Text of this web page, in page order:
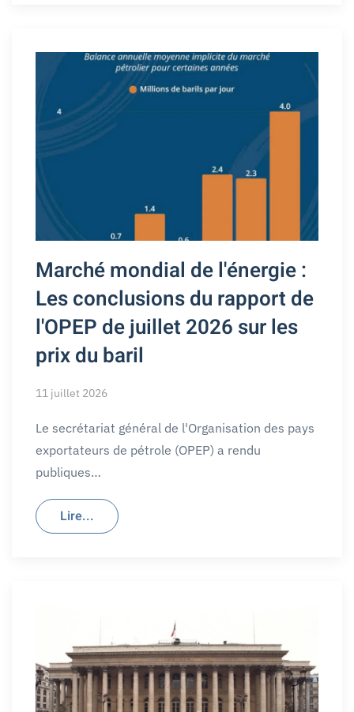
Marché mondial de l'énergie :
Les conclusions du rapport de
l'OPEP de juillet 2026 sur les
prix du baril
11 juillet 2026
Le secrétariat général de l'Organisation des pays
exportateurs de pétrole (OPEP) a rendu
publiques…
Lire...